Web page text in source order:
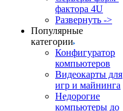
фактора 4U
Развернуть ->
Популярные
категории
Конфигуратор
компьютеров
Видеокарты для
игр и майнинга
Недорогие
компьютеры до